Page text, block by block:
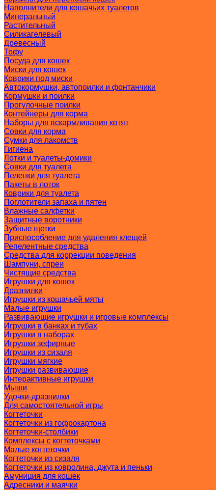
Наполнители для кошачьих туалетов
Минеральный
Растительный
Силикагелевый
Древесный
Тофу
Посуда для кошек
Миски для кошек
Коврики под миски
Автокормушки, автопоилки и фонтанчики
Кормушки и поилки
Прогулочные поилки
Контейнеры для корма
Наборы для вскармливания котят
Совки для корма
Сумки для лакомств
Гигиена
Лотки и туалеты-домики
Совки для туалета
Пеленки для туалета
Пакеты в лоток
Коврики для туалета
Поглотители запаха и пятен
Влажные салфетки
Защитные воротники
Зубные щетки
Приспособление для удаления клещей
Репелентные средства
Средства для коррекции поведения
Шампуни, спреи
Чистящие средства
Игрушки для кошек
Дразнилки
Игрушки из кошачьей мяты
Малые игрушки
Развивающие игрушки и игровые комплексы
Игрушки в банках и тубах
Игрушки в наборах
Игрушки зефирные
Игрушки из сизаля
Игрушки мягкие
Игрушки развивающие
Интерактивные игрушки
Мыши
Удочки-дразнилки
Для самостоятельной игры
Когтеточки
Когтеточки из гофрокартона
Когтеточки-столбики
Комплексы с когтеточками
Малые когтеточки
Когтеточки из сизаля
Когтеточки из ковролина, джута и пеньки
Амуниция для кошек
Адресники и маячки